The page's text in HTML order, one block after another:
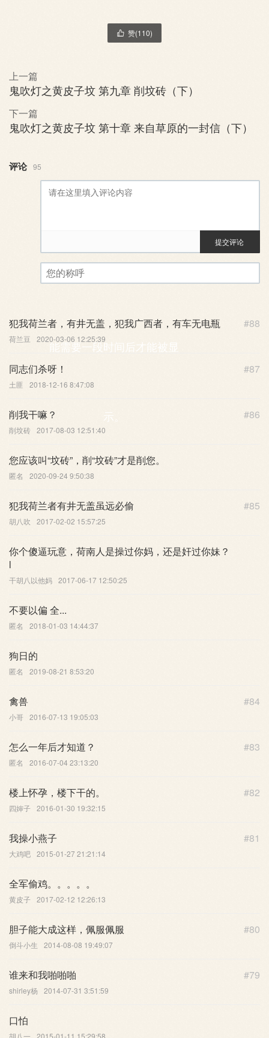
 赞(110)
上一篇
鬼吹灯之黄皮子坟 第九章 削坟砖（下）
下一篇
鬼吹灯之黄皮子坟 第十章 来自草原的一封信（下）
评论 95
评论审核已启用。您的评论可
能需要一段时间后才能被显
示。
提交评论
#88
犯我荷兰者，有井无盖，犯我广西者，有车无电瓶
荷兰豆 2020-03-06 12:25:39
#87
同志们杀呀！
土匪 2018-12-16 8:47:08
#86
削我干嘛？
削坟砖 2017-08-03 12:51:40
您应该叫“坟砖”，削“坟砖”才是削您。
匿名 2020-09-24 9:50:38
#85
犯我荷兰者有井无盖虽远必偷
胡八吹 2017-02-02 15:57:25
你个傻逼玩意，荷南人是操过你妈，还是奸过你妹？
l
干胡八以他妈 2017-06-17 12:50:25
不要以偏 全...
匿名 2018-01-03 14:44:37
狗日的
匿名 2019-08-21 8:53:20
#84
禽兽
小哥 2016-07-13 19:05:03
#83
怎么一年后才知道？
匿名 2016-07-04 23:13:20
#82
楼上怀孕，楼下干的。
四婶子 2016-01-30 19:32:15
#81
我操小燕子
大鸡吧 2015-01-27 21:21:14
全军偷鸡。。。。。
黄皮子 2017-02-12 12:26:13
#80
胆子能大成这样，佩服佩服
倒斗小生 2014-08-08 19:49:07
#79
谁来和我啪啪啪
shirley杨 2014-07-31 3:51:59
口怕
胡八一 2015-01-11 15:29:58